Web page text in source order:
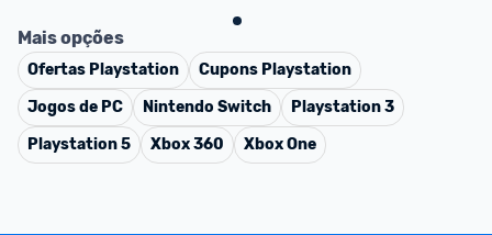
Mais opções
Ofertas Playstation Cupons Playstation
Jogos de PC
Nintendo Switch
Playstation 3
Playstation 5
Xbox 360 Xbox One